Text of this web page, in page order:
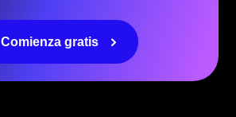
Comienza gratis